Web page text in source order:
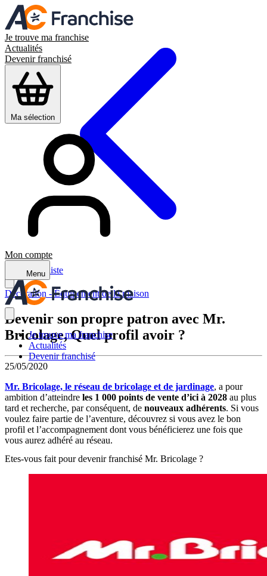
Je trouve ma franchise
Actualités
Devenir franchisé
Ma sélection
Mon compte
Menu
Je trouve ma franchise
Actualités
Devenir franchisé
Retour à la liste
Décoration - Équipement de la maison
Devenir son propre patron avec Mr.
Bricolage, Quel profil avoir ?
25/05/2020
Mr. Bricolage, le réseau de bricolage et de jardinage, a pour
ambition d’atteindre les 1 000 points de vente d’ici à 2028 au plus
tard et recherche, par conséquent, de nouveaux adhérents. Si vous
voulez faire partie de l’aventure, découvrez si vous avez le bon
profil et l’accompagnement dont vous bénéficierez une fois que
vous aurez adhéré au réseau.
Etes-vous fait pour devenir franchisé Mr. Bricolage ?